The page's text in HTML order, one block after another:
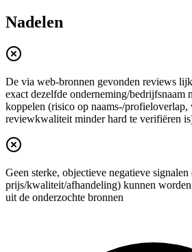
Nadelen
De via web-bronnen gevonden reviews
exact dezelfde onderneming/bedrijfsnaam
koppelen (risico op naams-/profieloverlap,
reviewkwaliteit minder hard te verifiëren
Geen sterke, objectieve negatieve
prijs/kwaliteit/afhandeling) kunnen
uit de onderzochte bronnen